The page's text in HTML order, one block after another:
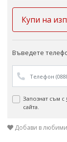
Купи на
Въведете
Запознат съм с
сайта.
Добави в любими